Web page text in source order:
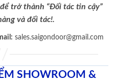
để trở thành “Đối tác tin cậy”
và đối tác!.
: sales.saigondoor@gmail.com
SHOWROOM &